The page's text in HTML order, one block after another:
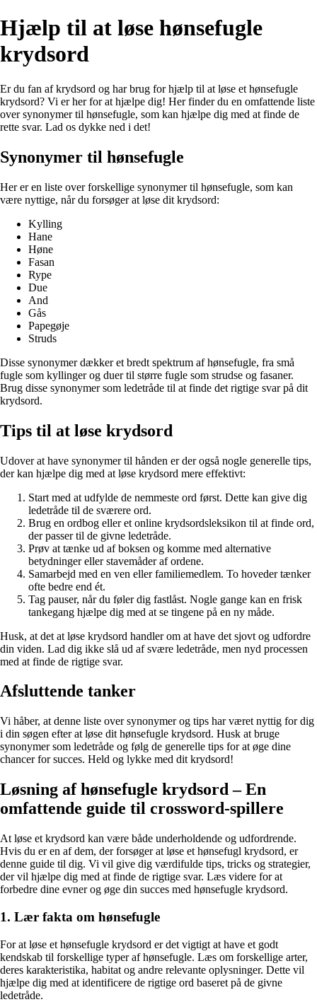
Hjælp til at løse hønsefugle
krydsord
Er du fan af krydsord og har brug for hjælp til at løse et hønsefugle
krydsord? Vi er her for at hjælpe dig! Her finder du en omfattende liste
over synonymer til hønsefugle, som kan hjælpe dig med at finde de
rette svar. Lad os dykke ned i det!
Synonymer til hønsefugle
Her er en liste over forskellige synonymer til hønsefugle, som kan
være nyttige, når du forsøger at løse dit krydsord:
Kylling
Hane
Høne
Fasan
Rype
Due
And
Gås
Papegøje
Struds
Disse synonymer dækker et bredt spektrum af hønsefugle, fra små
fugle som kyllinger og duer til større fugle som strudse og fasaner.
Brug disse synonymer som ledetråde til at finde det rigtige svar på dit
krydsord.
Tips til at løse krydsord
Udover at have synonymer til hånden er der også nogle generelle tips,
der kan hjælpe dig med at løse krydsord mere effektivt:
Start med at udfylde de nemmeste ord først. Dette kan give dig
ledetråde til de sværere ord.
Brug en ordbog eller et online krydsordsleksikon til at finde ord,
der passer til de givne ledetråde.
Prøv at tænke ud af boksen og komme med alternative
betydninger eller stavemåder af ordene.
Samarbejd med en ven eller familiemedlem. To hoveder tænker
ofte bedre end ét.
Tag pauser, når du føler dig fastlåst. Nogle gange kan en frisk
tankegang hjælpe dig med at se tingene på en ny måde.
Husk, at det at løse krydsord handler om at have det sjovt og udfordre
din viden. Lad dig ikke slå ud af svære ledetråde, men nyd processen
med at finde de rigtige svar.
Afsluttende tanker
Vi håber, at denne liste over synonymer og tips har været nyttig for dig
i din søgen efter at løse dit hønsefugle krydsord. Husk at bruge
synonymer som ledetråde og følg de generelle tips for at øge dine
chancer for succes. Held og lykke med dit krydsord!
Løsning af hønsefugle krydsord – En
omfattende guide til crossword-spillere
At løse et krydsord kan være både underholdende og udfordrende.
Hvis du er en af dem, der forsøger at løse et hønsefugl krydsord, er
denne guide til dig. Vi vil give dig værdifulde tips, tricks og strategier,
der vil hjælpe dig med at finde de rigtige svar. Læs videre for at
forbedre dine evner og øge din succes med hønsefugle krydsord.
1. Lær fakta om hønsefugle
For at løse et hønsefugle krydsord er det vigtigt at have et godt
kendskab til forskellige typer af hønsefugle. Læs om forskellige arter,
deres karakteristika, habitat og andre relevante oplysninger. Dette vil
hjælpe dig med at identificere de rigtige ord baseret på de givne
ledetråde.